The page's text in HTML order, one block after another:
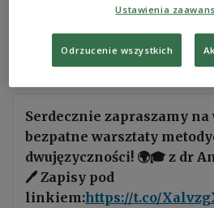
Jako logopeda naukowo bada
traktuję ją jako pasję, którą
życiu prywatnym jako matka
dwujęzycznych.
Serdecznie zapraszamy
bezpatne warsztaty
dwujęzyczności! 🌍🎓 z dr
🖊️ Zapisy pod
linkiem:https://t.co/
Ustawienia
Odrzucenie wszystkich